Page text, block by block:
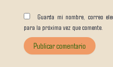
Guarda mi nombre, correo
para la próxima vez que comente.